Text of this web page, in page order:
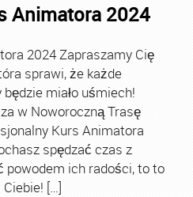
Animatora 2024
2024 Zapraszamy Cię
sprawi, że każde
miało uśmiech!
w Noworoczną Trasę
Kurs Animatora
spędzać czas z
powodem ich radości, to to
[…]